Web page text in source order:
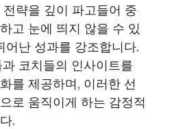
략을 깊이 파고들어 중
고 눈에 띄지 않을 수 있
어난 성과를 강조합니다.
코치들의 인사이트를
를 제공하며, 이러한 선
로 움직이게 하는 감정적
.